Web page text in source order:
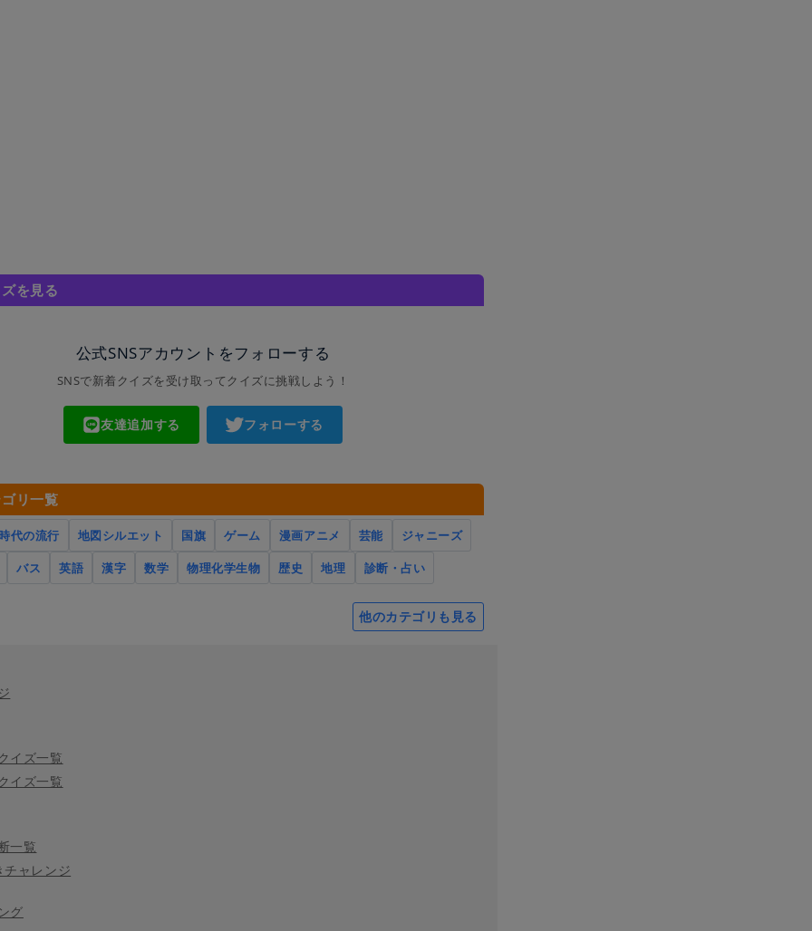
を見る
公式SNSアカウントをフォローする
SNSで新着クイズを受け取ってクイズに挑戦しよう！
友達追加する フォローする
リ一覧
代の流行 地図シルエット 国旗 ゲーム 漫画アニメ 芸能
ジャニーズ
バス
英語 漢字 数学 物理化学生物 歴史 地理 診断・占い
他のカテゴリも見る
イズ一覧
イズ一覧
一覧
ャレンジ
グ